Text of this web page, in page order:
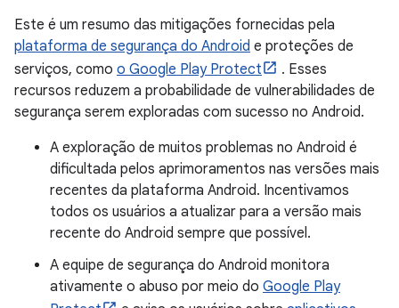
Este é um resumo das mitigações fornecidas pela
plataforma de segurança do Android e proteções de
serviços, como o Google Play Protect
. Esses
recursos reduzem a probabilidade de vulnerabilidades de
segurança serem exploradas com sucesso no Android.
A exploração de muitos problemas no Android é
dificultada pelos aprimoramentos nas versões mais
recentes da plataforma Android. Incentivamos
todos os usuários a atualizar para a versão mais
recente do Android sempre que possível.
A equipe de segurança do Android monitora
ativamente o abuso por meio do Google Play